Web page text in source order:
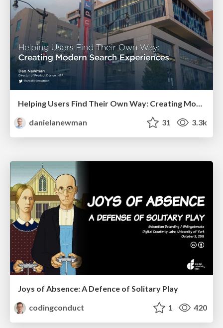
Helping Users Find Their Own Way: Creating Modern Search Experiences
danielanewman
31 3.3k
Joys of Absence: A Defence of Solitary Play
codingconduct
1 420